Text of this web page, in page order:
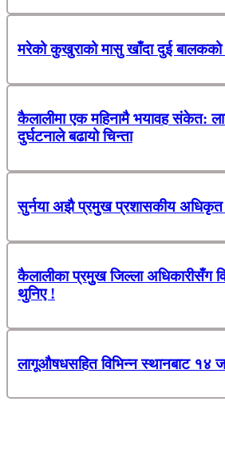
मरेको कुखुराको मासु खाँदा दुई बालकको
कैलालीमा एक महिनामै भयावह संकेत:
दुर्घटनाले बढायो चिन्ता
सुर्नया अझै प्रमुख प्रशासकीय अधिकृत
कैलालीका प्रमुुख जिल्ला अधिकारीसँग
थुनिए !
लागूऔषधसहित विभिन्न स्थानबाट १४